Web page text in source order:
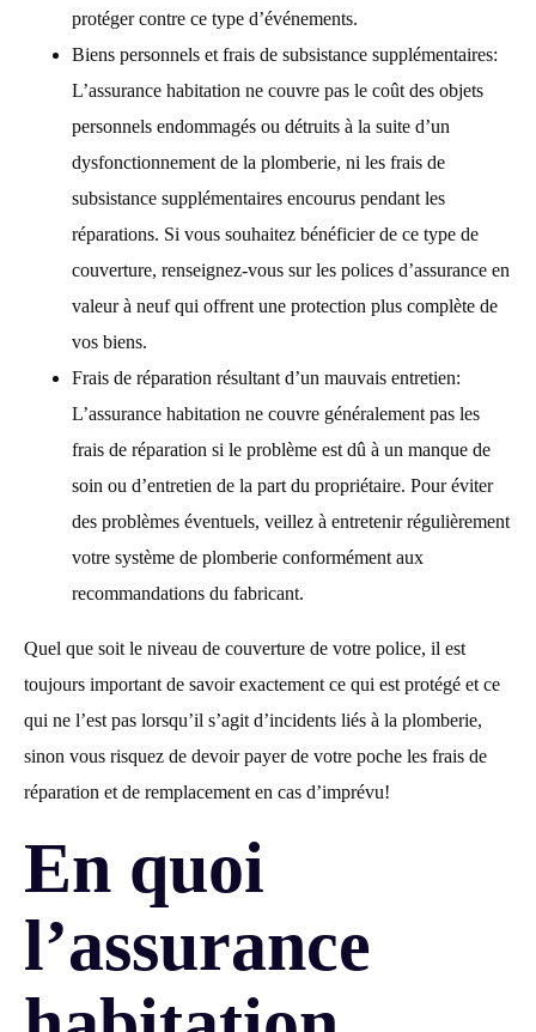
protéger contre ce type d’événements.
Biens personnels et frais de subsistance supplémentaires:
L’assurance habitation ne couvre pas le coût des objets
personnels endommagés ou détruits à la suite d’un
dysfonctionnement de la plomberie, ni les frais de
subsistance supplémentaires encourus pendant les
réparations. Si vous souhaitez bénéficier de ce type de
couverture, renseignez-vous sur les polices d’assurance en
valeur à neuf qui offrent une protection plus complète de
vos biens.
Frais de réparation résultant d’un mauvais entretien:
L’assurance habitation ne couvre généralement pas les
frais de réparation si le problème est dû à un manque de
soin ou d’entretien de la part du propriétaire. Pour éviter
des problèmes éventuels, veillez à entretenir régulièrement
votre système de plomberie conformément aux
recommandations du fabricant.
Quel que soit le niveau de couverture de votre police, il est
toujours important de savoir exactement ce qui est protégé et ce
qui ne l’est pas lorsqu’il s’agit d’incidents liés à la plomberie,
sinon vous risquez de devoir payer de votre poche les frais de
réparation et de remplacement en cas d’imprévu!
En quoi
l’assurance